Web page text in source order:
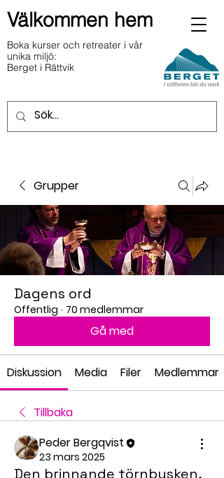
Välkommen hem
Boka kurser och retreater i vår
unika miljö:
Berget i Rättvik
Grupper
Dagens ord
Offentlig · 70 medlemmar
Gå med
Diskussion Media Filer Medlemmar
Tillbaka
Peder Bergqvist
23 mars 2025
Den brinnande törnbusken,